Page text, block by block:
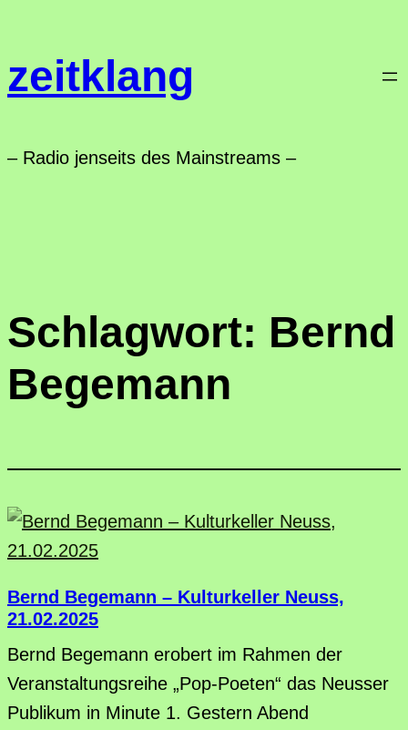
springen
zeitklang
– Radio jenseits des Mainstreams –
Schlagwort: Bernd
Begemann
Bernd Begemann – Kulturkeller Neuss,
21.02.2025
Bernd Begemann erobert im Rahmen der
Veranstaltungsreihe „Pop-Poeten“ das Neusser
Publikum in Minute 1. Gestern Abend